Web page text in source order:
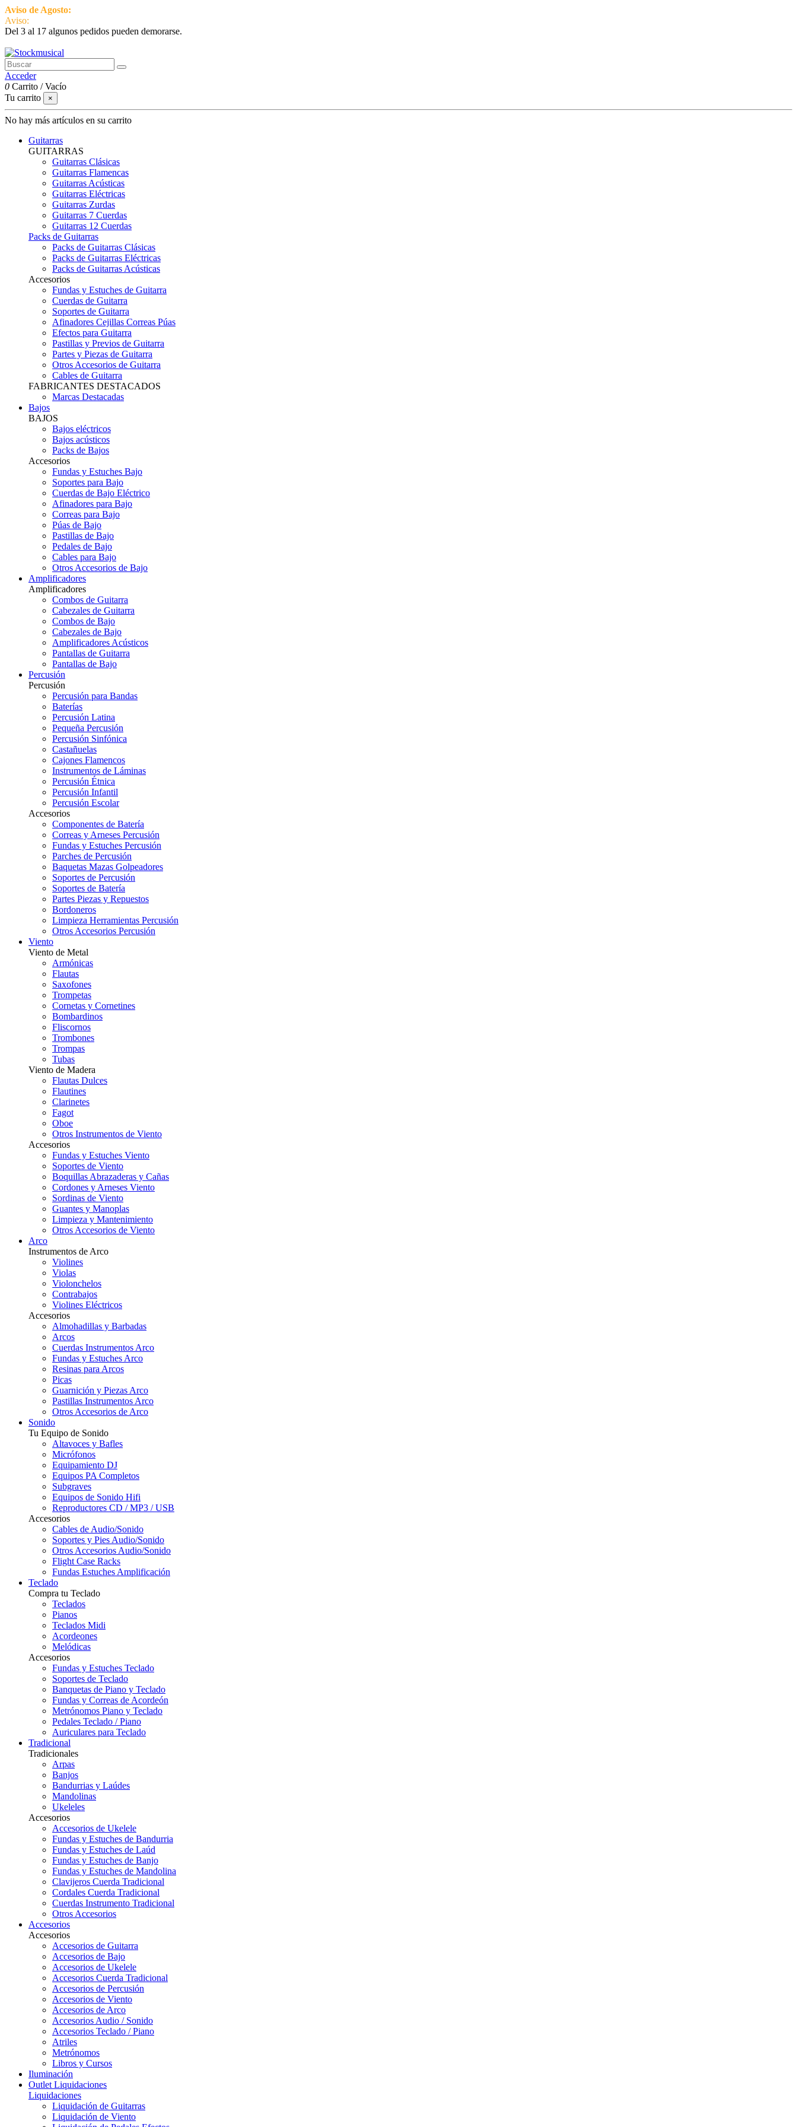
Aviso de Agosto:
Aviso:
Del 3 al 17 algunos pedidos pueden demorarse.
Acceder
0 Carrito /Vacío
Tu carrito
×
No hay más artículos en su carrito
Guitarras
GUITARRAS
Guitarras Clásicas
Guitarras Flamencas
Guitarras Acústicas
Guitarras Eléctricas
Guitarras Zurdas
Guitarras 7 Cuerdas
Guitarras 12 Cuerdas
Packs de Guitarras
Packs de Guitarras Clásicas
Packs de Guitarras Eléctricas
Packs de Guitarras Acústicas
Accesorios
Fundas y Estuches de Guitarra
Cuerdas de Guitarra
Soportes de Guitarra
Afinadores Cejillas Correas Púas
Efectos para Guitarra
Pastillas y Previos de Guitarra
Partes y Piezas de Guitarra
Otros Accesorios de Guitarra
Cables de Guitarra
FABRICANTES DESTACADOS
Marcas Destacadas
Bajos
BAJOS
Bajos eléctricos
Bajos acústicos
Packs de Bajos
Accesorios
Fundas y Estuches Bajo
Soportes para Bajo
Cuerdas de Bajo Eléctrico
Afinadores para Bajo
Correas para Bajo
Púas de Bajo
Pastillas de Bajo
Pedales de Bajo
Cables para Bajo
Otros Accesorios de Bajo
Amplificadores
Amplificadores
Combos de Guitarra
Cabezales de Guitarra
Combos de Bajo
Cabezales de Bajo
Amplificadores Acústicos
Pantallas de Guitarra
Pantallas de Bajo
Percusión
Percusión
Percusión para Bandas
Baterías
Percusión Latina
Pequeña Percusión
Percusión Sinfónica
Castañuelas
Cajones Flamencos
Instrumentos de Láminas
Percusión Étnica
Percusión Infantil
Percusión Escolar
Accesorios
Componentes de Batería
Correas y Arneses Percusión
Fundas y Estuches Percusión
Parches de Percusión
Baquetas Mazas Golpeadores
Soportes de Percusión
Soportes de Batería
Partes Piezas y Repuestos
Bordoneros
Limpieza Herramientas Percusión
Otros Accesorios Percusión
Viento
Viento de Metal
Armónicas
Flautas
Saxofones
Trompetas
Cornetas y Cornetines
Bombardinos
Fliscornos
Trombones
Trompas
Tubas
Viento de Madera
Flautas Dulces
Flautines
Clarinetes
Fagot
Oboe
Otros Instrumentos de Viento
Accesorios
Fundas y Estuches Viento
Soportes de Viento
Boquillas Abrazaderas y Cañas
Cordones y Arneses Viento
Sordinas de Viento
Guantes y Manoplas
Limpieza y Mantenimiento
Otros Accesorios de Viento
Arco
Instrumentos de Arco
Violines
Violas
Violonchelos
Contrabajos
Violines Eléctricos
Accesorios
Almohadillas y Barbadas
Arcos
Cuerdas Instrumentos Arco
Fundas y Estuches Arco
Resinas para Arcos
Picas
Guarnición y Piezas Arco
Pastillas Instrumentos Arco
Otros Accesorios de Arco
Sonido
Tu Equipo de Sonido
Altavoces y Bafles
Micrófonos
Equipamiento DJ
Equipos PA Completos
Subgraves
Equipos de Sonido Hifi
Reproductores CD / MP3 / USB
Accesorios
Cables de Audio/Sonido
Soportes y Pies Audio/Sonido
Otros Accesorios Audio/Sonido
Flight Case Racks
Fundas Estuches Amplificación
Teclado
Compra tu Teclado
Teclados
Pianos
Teclados Midi
Acordeones
Melódicas
Accesorios
Fundas y Estuches Teclado
Soportes de Teclado
Banquetas de Piano y Teclado
Fundas y Correas de Acordeón
Metrónomos Piano y Teclado
Pedales Teclado / Piano
Auriculares para Teclado
Tradicional
Tradicionales
Arpas
Banjos
Bandurrias y Laúdes
Mandolinas
Ukeleles
Accesorios
Accesorios de Ukelele
Fundas y Estuches de Bandurria
Fundas y Estuches de Laúd
Fundas y Estuches de Banjo
Fundas y Estuches de Mandolina
Clavijeros Cuerda Tradicional
Cordales Cuerda Tradicional
Cuerdas Instrumento Tradicional
Otros Accesorios
Accesorios
Accesorios
Accesorios de Guitarra
Accesorios de Bajo
Accesorios de Ukelele
Accesorios Cuerda Tradicional
Accesorios de Percusión
Accesorios de Viento
Accesorios de Arco
Accesorios Audio / Sonido
Accesorios Teclado / Piano
Atriles
Metrónomos
Libros y Cursos
Iluminación
Outlet Liquidaciones
Liquidaciones
Liquidación de Guitarras
Liquidación de Viento